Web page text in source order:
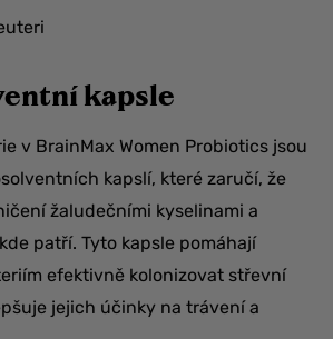
kapsle
v BrainMax Women Probiotics jsou
kapslí, které zaručí, že
žaludečními kyselinami a
patří. Tyto kapsle pomáhají
efektivně kolonizovat střevní
jejich účinky na trávení a